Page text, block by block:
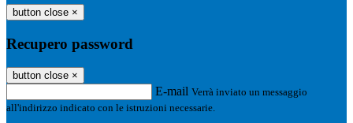
button close ×
Recupero password
button close ×
E-mail Verrà inviato un messaggio
all'indirizzo indicato con le istruzioni necessarie.